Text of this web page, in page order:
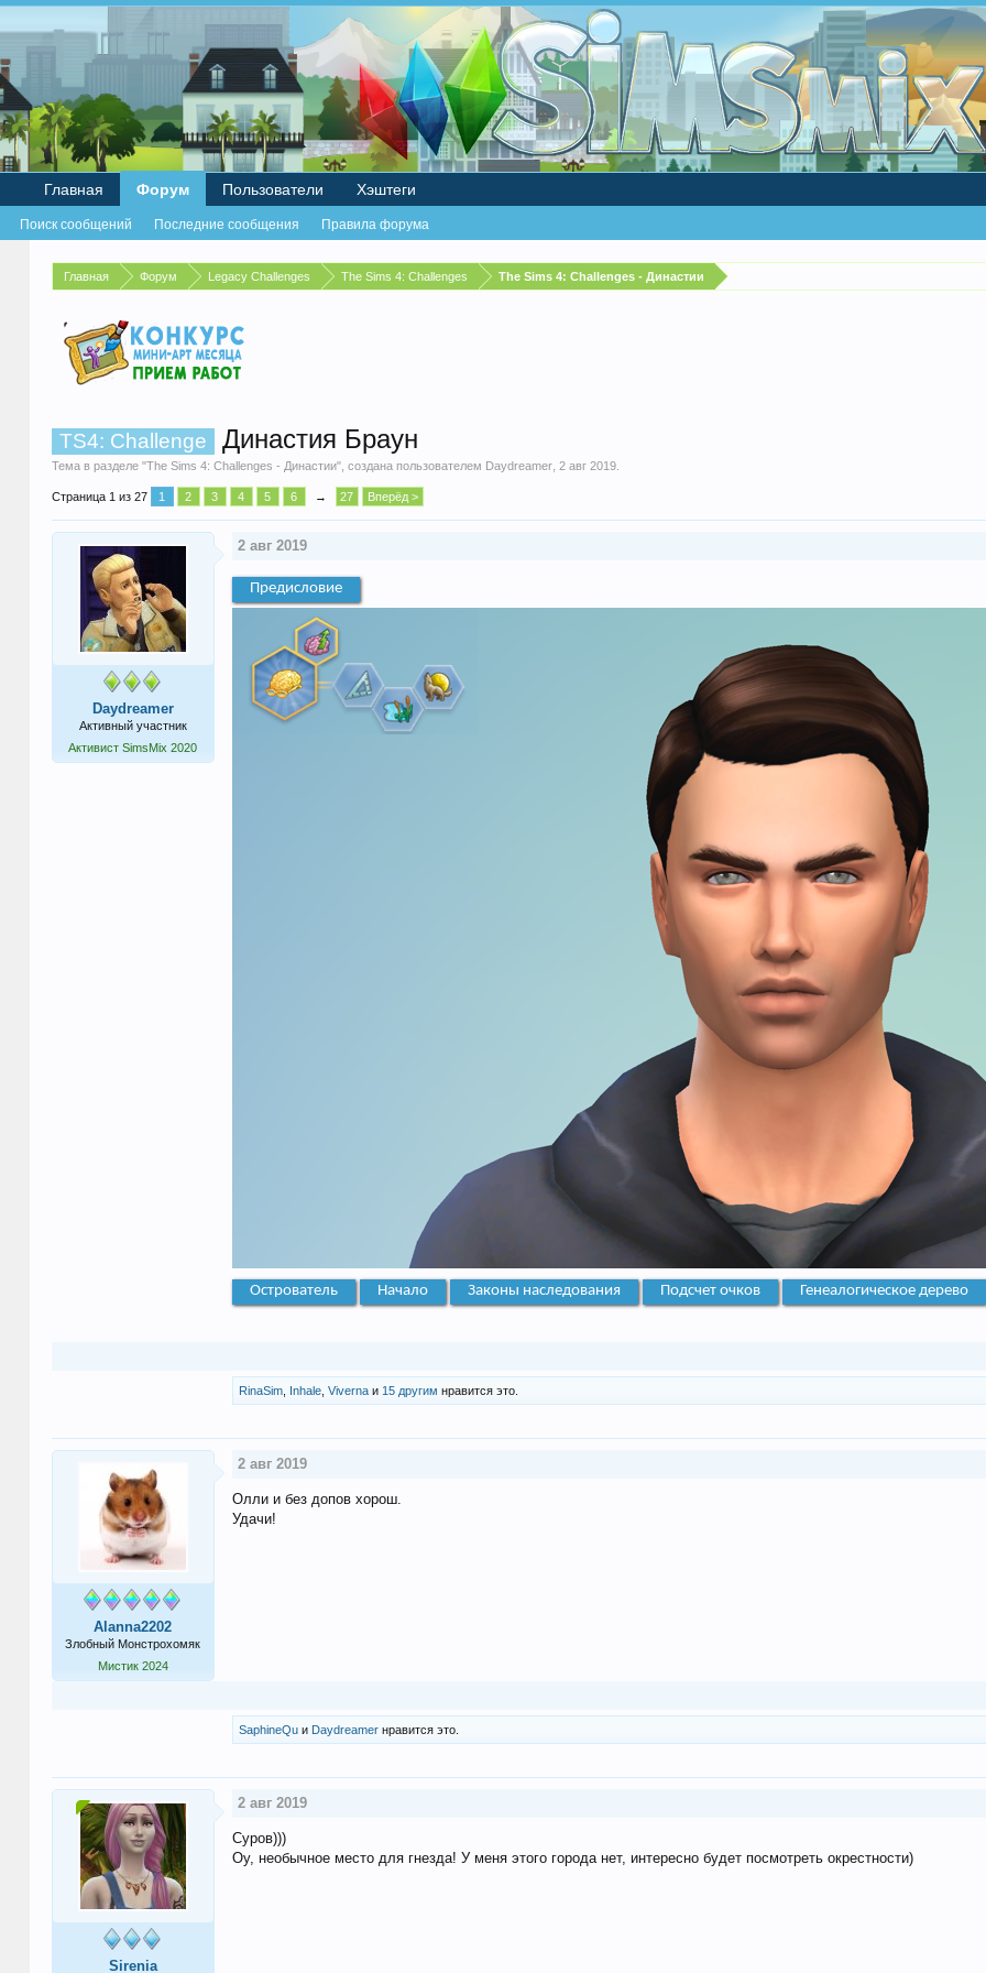
Главная Форум Legacy Challenges The Sims 4: Challenges The Sims 4: Challenges - Династии
TS4: Challenge Династия Браун
Тема в разделе "The Sims 4: Challenges - Династии", создана пользователем Daydreamer, 2 авг 2019.
Страница 1 из 27 1 2 3 4 5 6 → 27 Вперёд >
Daydreamer
Активный участник
Активист SimsMix 2020
2 авг 2019
Предисловие
Острователь Начало Законы наследования Подсчет очков Генеалогическое дерево
RinaSim, Inhale, Vivernaи 15 другим нравится это.
Alanna2202
Злобный Монстрохомяк
Мистик 2024
2 авг 2019
Олли и без допов хорош.
Удачи!
SaphineQuи Daydreamerнравится это.
Sirenia
2 авг 2019
Суров)))
Оу, необычное место для гнезда! У меня этого города нет, интересно будет посмотреть окрестности)
Главная Форум
Поиск сообщений Последние сообщения Правила форума
Пользователи Хэштеги